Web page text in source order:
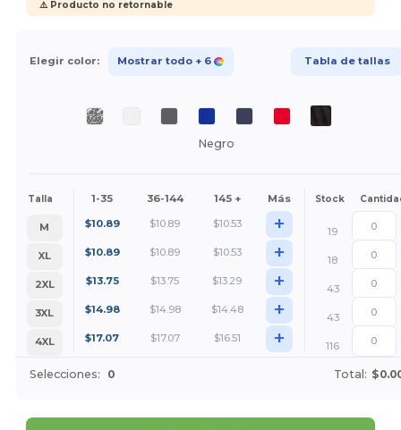
⚠️ Producto no retornable
Elegir color: Mostrar todo + 6 Tabla de tallas
Negro
Talla 1-35 36-144 145 + Más Stock
M $10.89 $10.89 $10.53 +
19
XL
$10.89 $10.89 $10.53 +
18
2XL
$13.75 $13.75 $13.29 +
43
3XL
$14.98 $14.98 $14.48 +
43
4XL
$17.07 $17.07 $16.51 + 116
Selecciones: 0 Total: